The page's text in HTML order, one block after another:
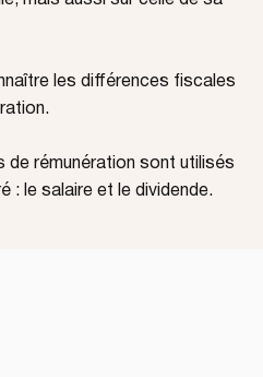
les différences fiscales
de rémunération sont utilisés
: le salaire et le dividende.